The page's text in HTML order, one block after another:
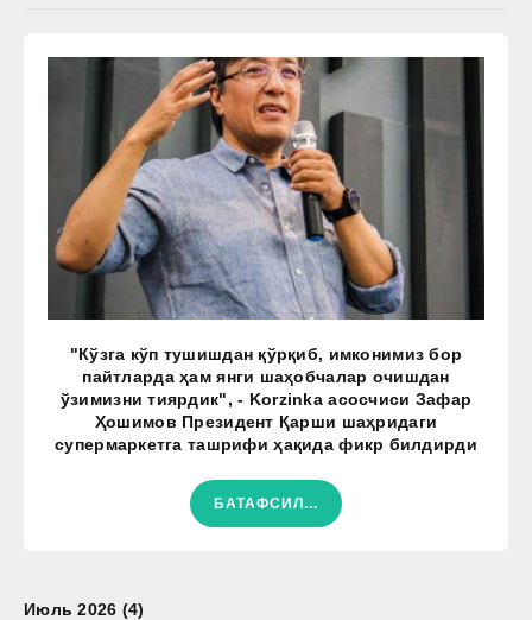
"Кўзга кўп тушишдан қўрқиб, имконимиз бор
пайтларда ҳам янги шаҳобчалар очишдан
ўзимизни тиярдик", - Korzinka асосчиси Зафар
Ҳошимов Президент Қарши шаҳридаги
супермаркетга ташрифи ҳақида фикр билдирди
БАТАФСИЛ...
Июль 2026 (4)